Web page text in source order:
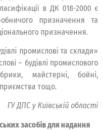
в ДК 018-2000 є
призначення та
призначення.
промислові та склади»
– будівлі промислового
майстерні, бойні,
тощо.
ГУ ДПС у Київській області
засобів для надання